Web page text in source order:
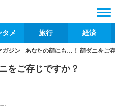
タメ 旅行 経済
ガジン あなたの顔にも…！ 顔ダニをご
をご存じですか？